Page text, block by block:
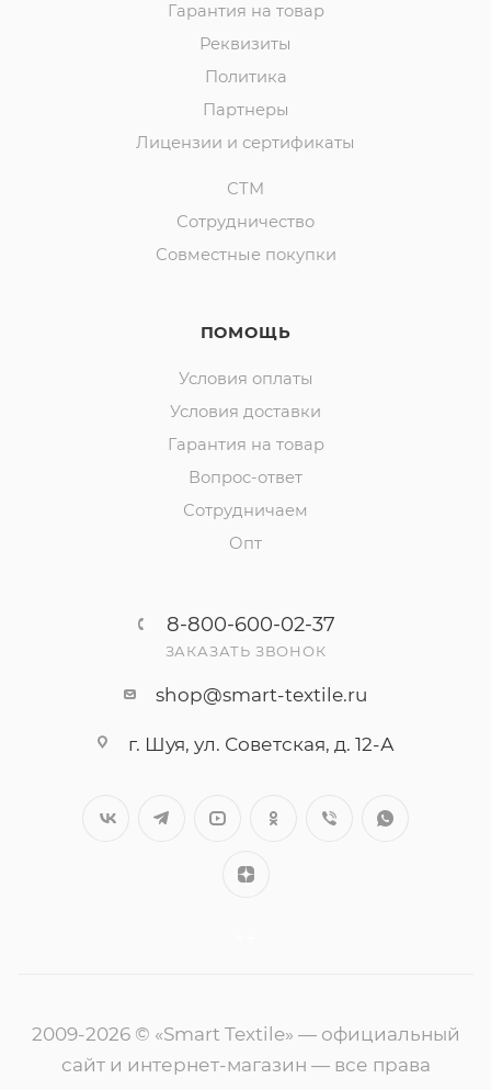
Гарантия на товар
Реквизиты
Политика
Партнеры
Лицензии и сертификаты
СТМ
Сотрудничество
Совместные покупки
ПОМОЩЬ
Условия оплаты
Условия доставки
Гарантия на товар
Вопрос-ответ
Сотрудничаем
Опт
8-800-600-02-37
ЗАКАЗАТЬ ЗВОНОК
shop@smart-textile.ru
г. Шуя, ул. Советская, д. 12-А
2009-2026 © «Smart Textile» — официальный
сайт и интернет-магазин — все права